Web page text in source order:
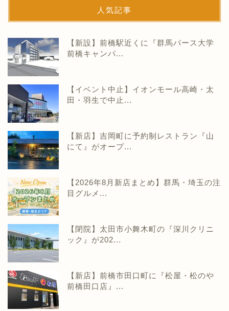
人気記事
【新設】前橋駅近くに『群馬パース大学
前橋キャンパ...
【イベント中止】イオンモール高崎・太
田・羽生で中止...
【新店】吉岡町に予約制レストラン『山
にて』がオープ...
【2026年8月新店まとめ】群馬・埼玉の注
目グルメ...
【閉院】太田市小舞木町の『深川クリニ
ック』が202...
【新店】前橋市田口町に『松屋・松のや
前橋田口店』...